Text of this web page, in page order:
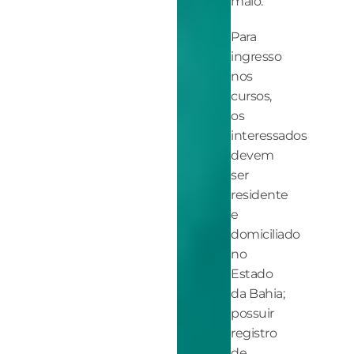
Para
ingresso
nos
cursos,
os
interessados
devem
ser
residente
e
domiciliado
no
Estado
da Bahia;
possuir
registro